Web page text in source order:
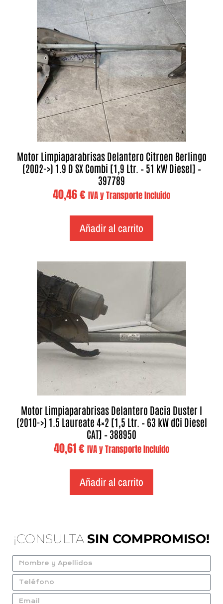
Motor Limpiaparabrisas Delantero Citroen Berlingo
(2002->) 1.9 D SX Combi [1,9 Ltr. – 51 kW Diesel] –
397789
40,46€ IVA y Transporte Incluido
Añadir al carrito
Motor Limpiaparabrisas Delantero Dacia Duster I
(2010->) 1.5 Laureate 4×2 [1,5 Ltr. – 63 kW dCi Diesel
CAT] – 388950
40,61€ IVA y Transporte Incluido
Añadir al carrito
¡CONSULTA SIN COMPROMISO!